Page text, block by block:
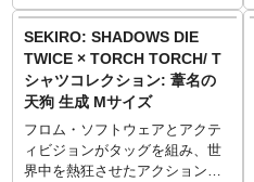
XXLサイズ （84cm／68cm／
60cm／26cm）
──────────────────
■マテリアル
綿100% 5.6oz ヘビーウェイトボ
ディ
※杢灰のみ 綿90%、ポリエステ
ル10% 5.6oz ヘビーウェイトボ
何度洗っても型崩れしづらく風
合いが出るのが特徴です。
──────────────────
■サイズ（着丈／身幅／肩幅／袖
丈）
Sサイズ （65cm／49cm／42cm
／19cm）
Mサイズ （69cm／52cm／46cm
呼ぶ謎の男、「葦名の天狗」。
面と蓑を身にまとい、内府の密
偵を狩るために暗躍する彼の正
体とは……？そんな世を忍ぶ豪
傑の姿を、原田隼（TORCH
TORCH）が鉛筆画で描き下ろ
し。風格のある後ろ姿をグラデ
SEKIRO: SHADOWS DIE
TWICE × TORCH TORCH/ T
シャツコレクション: 葦名の
天狗 生成 Mサイズ
フロム・ソフトウェアとアクテ
ィビジョンがタッグを組み、世
界中を熱狂させたアクション・